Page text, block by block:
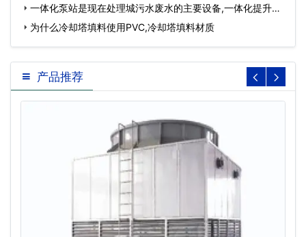
一体化泵站是现在处理城污水废水的主要设备,一体化提升泵
站…为什么冷却塔填料使用PVC,冷却塔填料材质
产品推荐